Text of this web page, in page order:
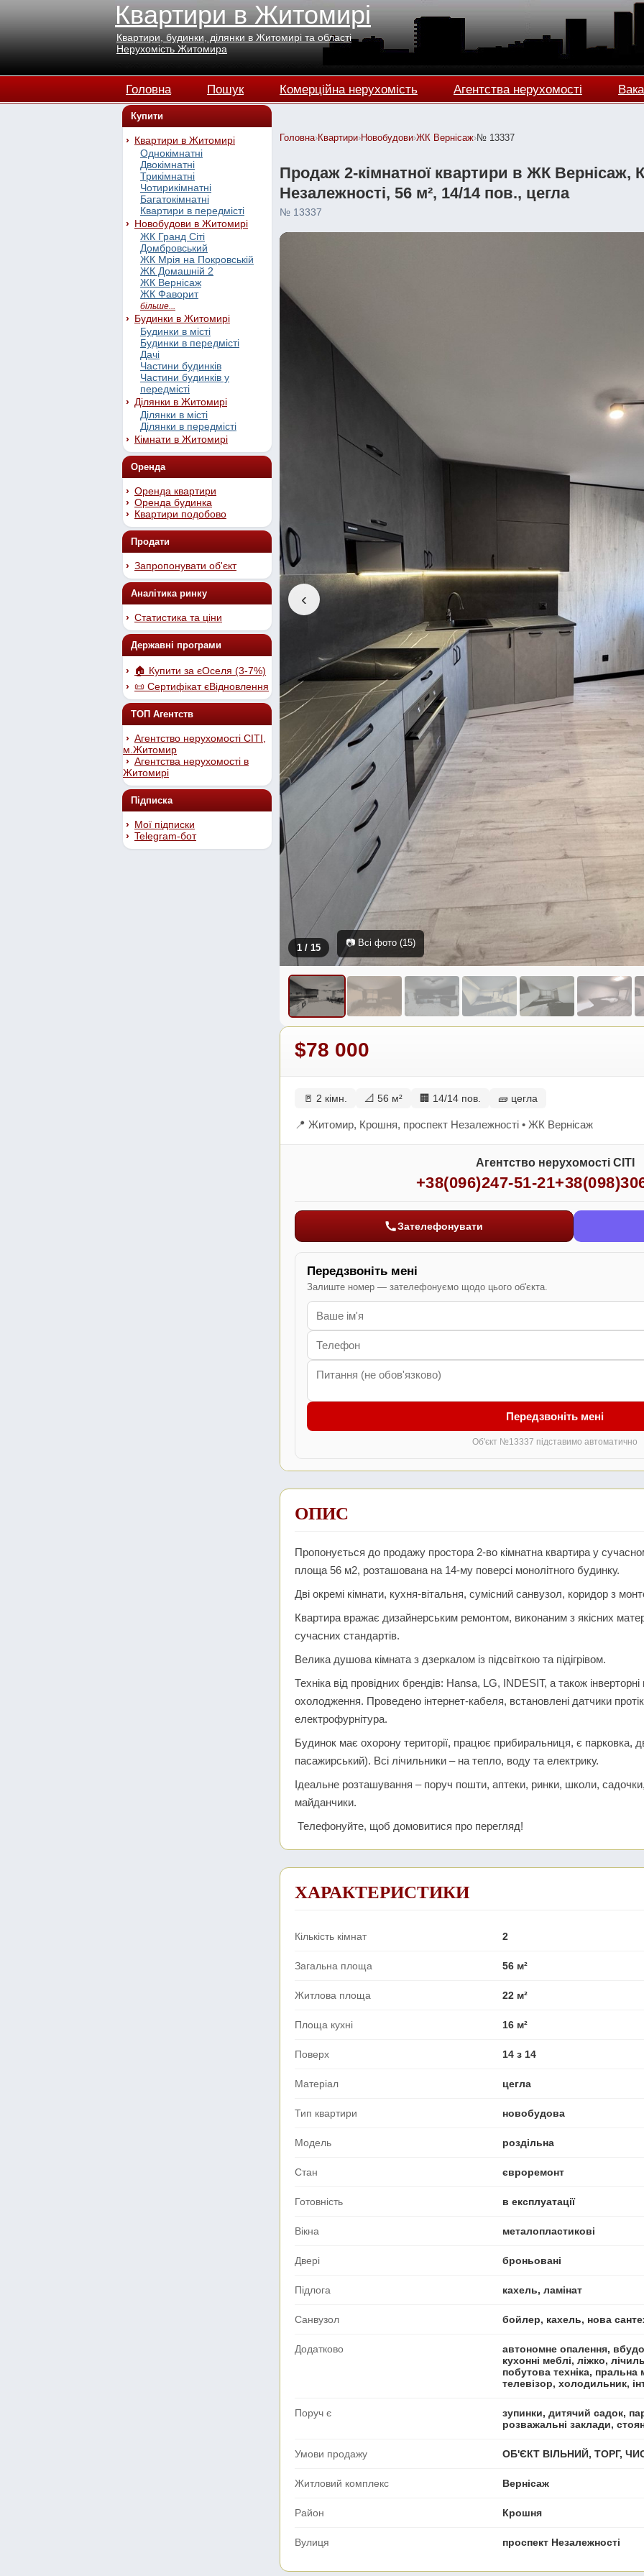
Квартири в Житомирі
Квартири, будинки, ділянки в Житомирі та області
Нерухомість Житомира
Головна Пошук Комерційна нерухомість Агентства нерухомості
Купити
Квартири в Житомирі
Однокімнатні
Двокімнатні
Трикімнатні
Чотирикімнатні
Багатокімнатні
Квартири в передмісті
Новобудови в Житомирі
ЖК Гранд Сіті
Домбровський
ЖК Мрія на Покровській
ЖК Домашній 2
ЖК Вернісаж
ЖК Фаворит
більше...
Будинки в Житомирі
Будинки в місті
Будинки в передмісті
Дачі
Частини будинків
Частини будинків у
передмісті
Ділянки в Житомирі
Ділянки в місті
Ділянки в передмісті
Кімнати в Житомирі
Оренда
Оренда квартири
Оренда будинка
Квартири подобово
Продати
Запропонувати об'єкт
Аналітика ринку
Статистика та ціни
Державні програми
🏠 Купити за єОселя (3-7%)
📜 Сертифікат єВідновлення
ТОП Агентств
Агентство нерухомості СІТІ,
м.Житомир
Агентства нерухомості в
Житомирі
Підписка
Мої підписки
Telegram-бот
Головна›Квартири›Новобудови›ЖК Вернісаж›№ 13337
Продаж 2-кімнатної квартири в ЖК Вернісаж,
Незалежності, 56 м², 14/14 пов., цегла
№ 13337
‹
1 / 15 📷 Всі фото (15)
$78 000
🚪 2 кімн. 📐 56 м² 🏢 14/14 пов. 🧱 цегла
📍 Житомир, Крошня, проспект Незалежності • ЖК Вернісаж
Агентство нерухомості СІТІ
+38(096)247-51-21
Зателефонувати
Передзвоніть мені
Залиште номер — зателефонуємо щодо цього об'єкта.
Передзвоніть мені
Об'єкт №13337 підставимо автоматично
ОПИС
Пропонується до продажу простора 2-во кімнатна квартира у
площа 56 м2, розташована на 14-му поверсі монолітного будинку.
Дві окремі кімнати, кухня-вітальня, сумісний санвузол, коридор з
Квартира вражає дизайнерським ремонтом, виконаним з якісних
сучасних стандартів.
Велика душова кімната з дзеркалом із підсвіткою та підігрівом.
Техніка від провідних брендів: Hansa, LG, INDESIT, а також інверторні
охолодження. Проведено інтернет-кабеля, встановлені датчики
електрофурнітура.
Будинок має охорону території, працює прибиральниця, є парковка,
пасажирський). Всі лічильники – на тепло, воду та електрику.
Ідеальне розташування – поруч пошти, аптеки, ринки, школи, садочки,
майданчики.
Телефонуйте, щоб домовитися про перегляд!
ХАРАКТЕРИСТИКИ
Кількість кімнат 2
Загальна площа 56 м²
Житлова площа 22 м²
Площа кухні 16 м²
Поверх 14 з 14
Матеріал цегла
Тип квартири новобудова
Модель роздільна
Стан євроремонт
Готовність в експлуатації
Вікна металопластикові
Двері броньовані
Підлога кахель, ламінат
Санвузол бойлер, кахель, нова
Додатково
автономне опалення,
кухонні меблі, ліжко,
побутова техніка, пральна
телевізор, холодильник,
Поруч є
зупинки, дитячий садок,
розважальні заклади,
Умови продажу ОБ'ЄКТ ВІЛЬНИЙ, ТОРГ,
Житловий комплекс Вернісаж
Район Крошня
Вулиця проспект Незалежності